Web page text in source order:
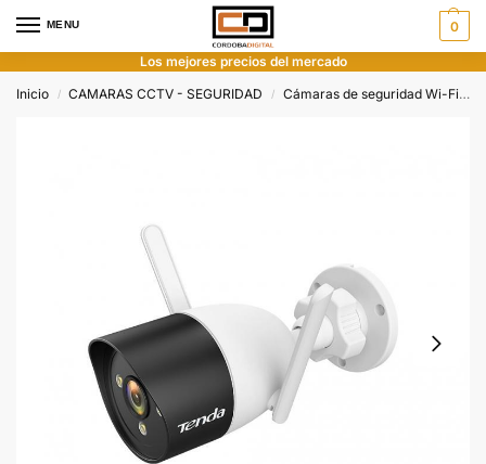
MENU 0
Los mejores precios del mercado
Inicio
/ CAMARAS CCTV - SEGURIDAD / Cámaras de seguridad Wi-Fi